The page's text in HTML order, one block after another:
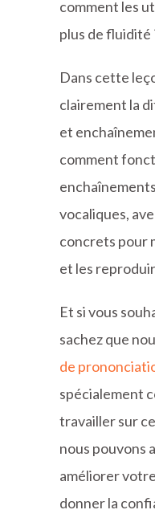
comment les
plus de fluidité
Dans cette
clairement la
et
comment
vocaliques,
concrets pour
et les
Et si vous
sachez que
de
spécialement
travailler sur
nous pouvons
améliorer
donner la